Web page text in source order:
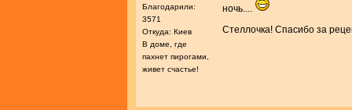
Благодарили:
3571
Откуда: Киев
В доме, где
пахнет пирогами,
живет счастье!
ночь....
Стеллочка! Спасибо за